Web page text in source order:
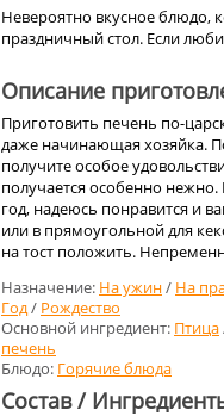
Невероятно вкусное блюдо,
праздничный стол. Если
Описание
Приготовить печень по-
даже начинающая хозяйка.
получите особое
получается особенно
год, надеюсь понравится и
или в прямоугольной для
на тост положить.
Назначение: На ужин/ На
Год/ Рождество
Основной ингредиент: Птица
печень
Блюдо: Горячие блюда
Состав /